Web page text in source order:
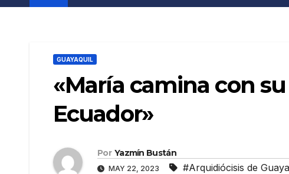
GUAYAQUIL
«María camina con
Ecuador»
Por Yazmín Bustán
MAY 22, 2023 #Arquidiócisis de